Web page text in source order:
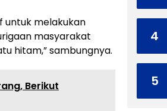
untuk melakukan
masyarakat
hitam,” sambungnya.
Berikut
4
5